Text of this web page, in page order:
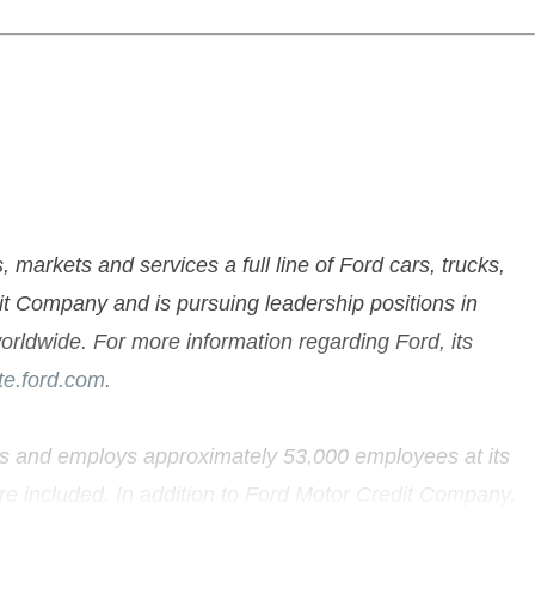
and services a full line of Ford cars, trucks,
and is pursuing leadership positions in
For more information regarding Ford, its
.
employs approximately 53,000 employees at its
included. In addition to Ford Motor Credit Company,
or consolidated joint venture facilities and eight
Motor Company was founded. European production